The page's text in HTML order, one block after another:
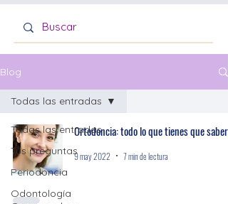
Blog
Todas las entradas
Tus preguntas
Periodoncia
Odontología
Todas las entradas
Ortodoncia: todo lo que tienes que saber
9 may 2022 7 min de lectura